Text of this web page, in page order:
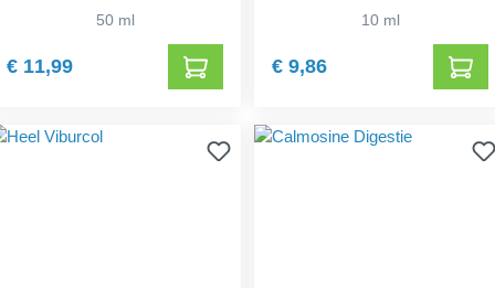
50 ml
€ 11,99
10 ml
€ 9,86